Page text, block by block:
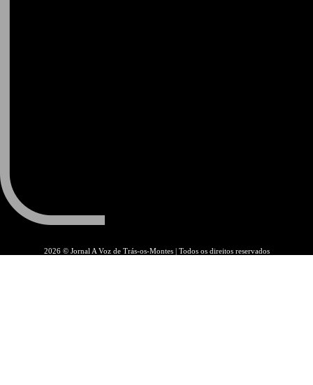
2026 © Jornal A Voz de Trás-os-Montes | Todos os direitos reservados